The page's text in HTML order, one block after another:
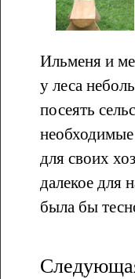
Ильменя и
у леса
посеять
необходимые
для своих
далекое для
была бы